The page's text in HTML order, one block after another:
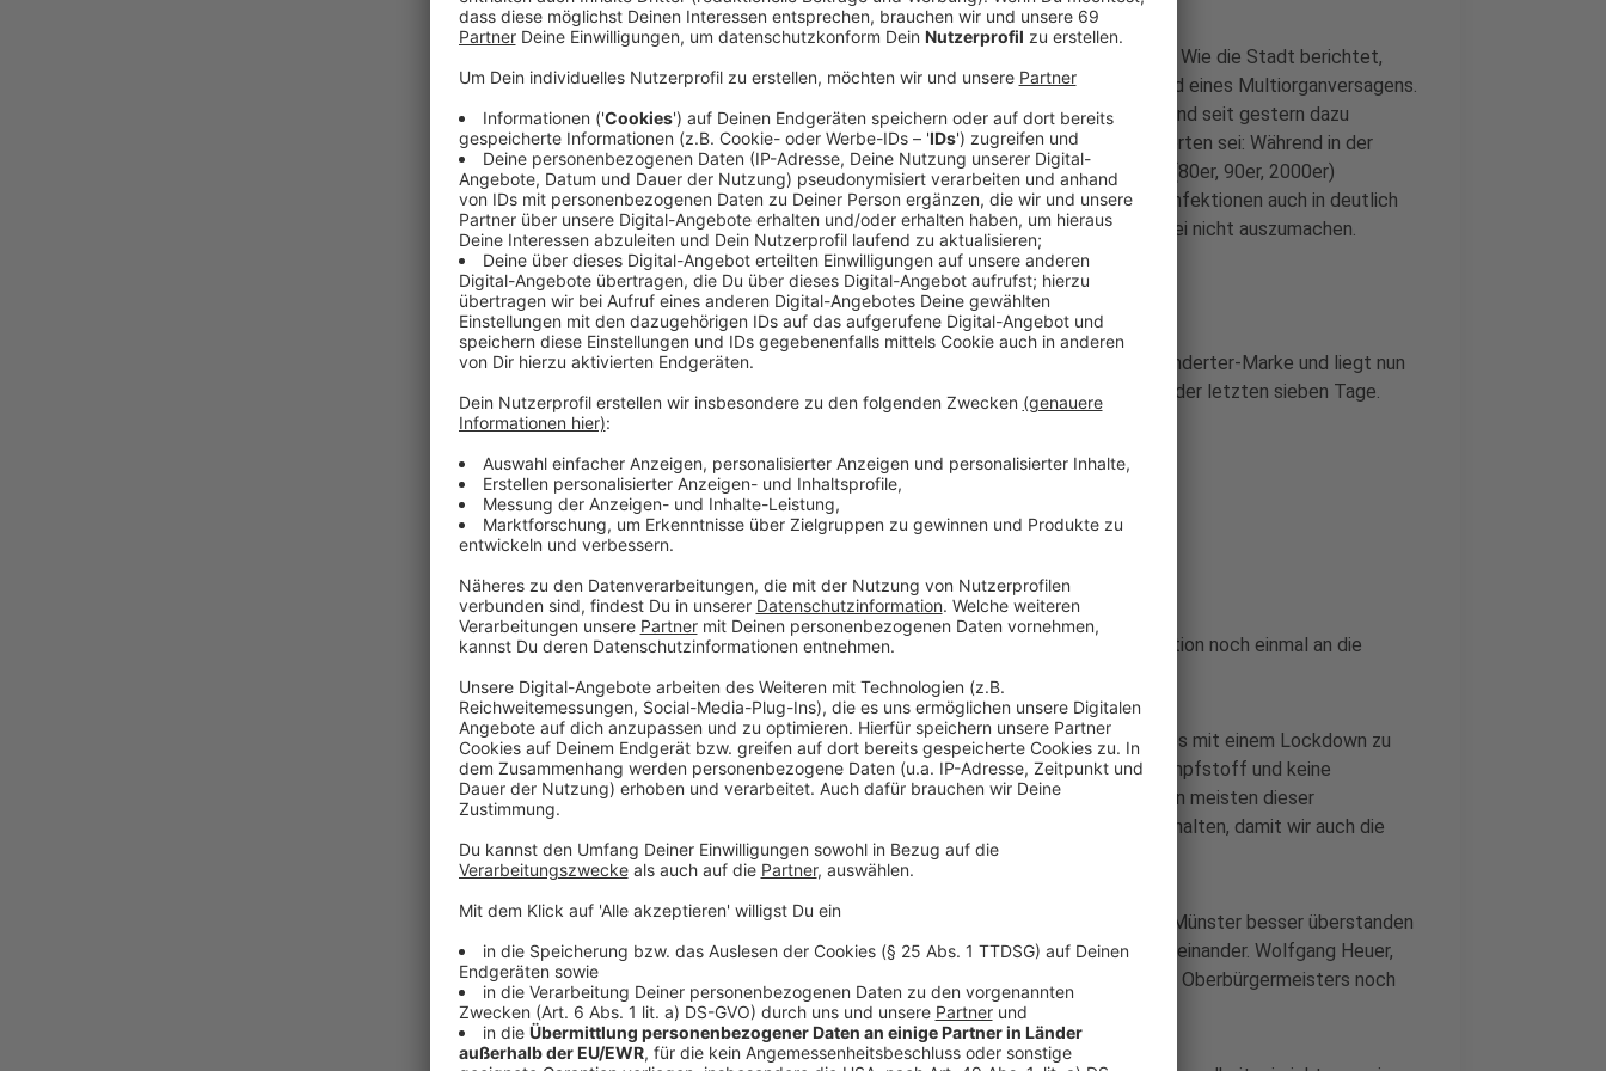
In Münster ist eine weitere Person an bzw. mit Corona gestorben. Wie die Stadt berichtet,
handelt es sich dabei um einen 64-jährigen Mann. Er starb aufgrund eines Multiorganversagens.
Damit gibt es jetzt 16 Corona-Tote in Münster. 34 Neuinfizierte sind seit gestern dazu
gekommen. 26 gelten wieder als genesen. Auffällig bei den Infizierten sei: Während in der
zweiten Jahreshälfte bislang vorwiegend in jüngeren Jahrgängen (80er, 90er, 2000er)
Ansteckungen registriert wurden, werden jetzt wieder vermehrt Infektionen auch in deutlich
älteren Jahrgängen (50er, 60er) festgestellt. Ein Hotspot sei dabei nicht auszumachen.
Anzeige
Aktuell ist der Wert laut Robert Koch Institut wieder über der Hunderter-Marke und liegt nun
bei 116,7 Neuinfektionen pro 100.000 Einwohner/-innen innerhalb der letzten sieben Tage.
Münster muss jetzt zusammenhalten
Münsters Oberbürgermeister Markus Lewe appelliert in der Situation noch einmal an die
Die Situation lässt sich nicht schönreden. Faktisch haben wir es mit einem Lockdown zu
tun, wenn auch in abgeschwächter Form. Solange wir keinen Impfstoff und keine
wirksamen Medikamente gegen das Virus haben, gibt es zu den meisten dieser
Maßnahmen keine Alternative. Münster muss jetzt zusammenhalten, damit wir auch die
zweite Welle glimpflich überstehen.
Lewe erinnert an die erste Corona-Welle im Frühjahr. Diese hätte Münster besser überstanden
als viele andere Städte - auch wegen der großen Solidarität untereinander. Wolfgang Heuer,
Leiter des Corona-Krisenstabs in Münster ergänzt den Appell des Oberbürgermeisters noch
durch eine Bitte: